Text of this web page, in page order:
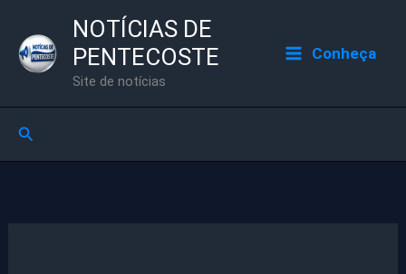
para
NOTÍCIAS DE
PENTECOSTE
Site de notícias
Conheça
Pesquisar